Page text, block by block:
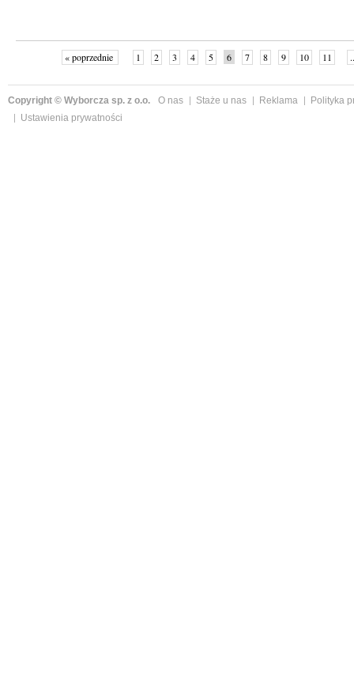
« poprzednie 1 2 3 4 5 6 7 8 9 10 11
Copyright © Wyborcza sp. z o.o. O nas Staże u nas Reklama
Polityka
Ustawienia prywatności